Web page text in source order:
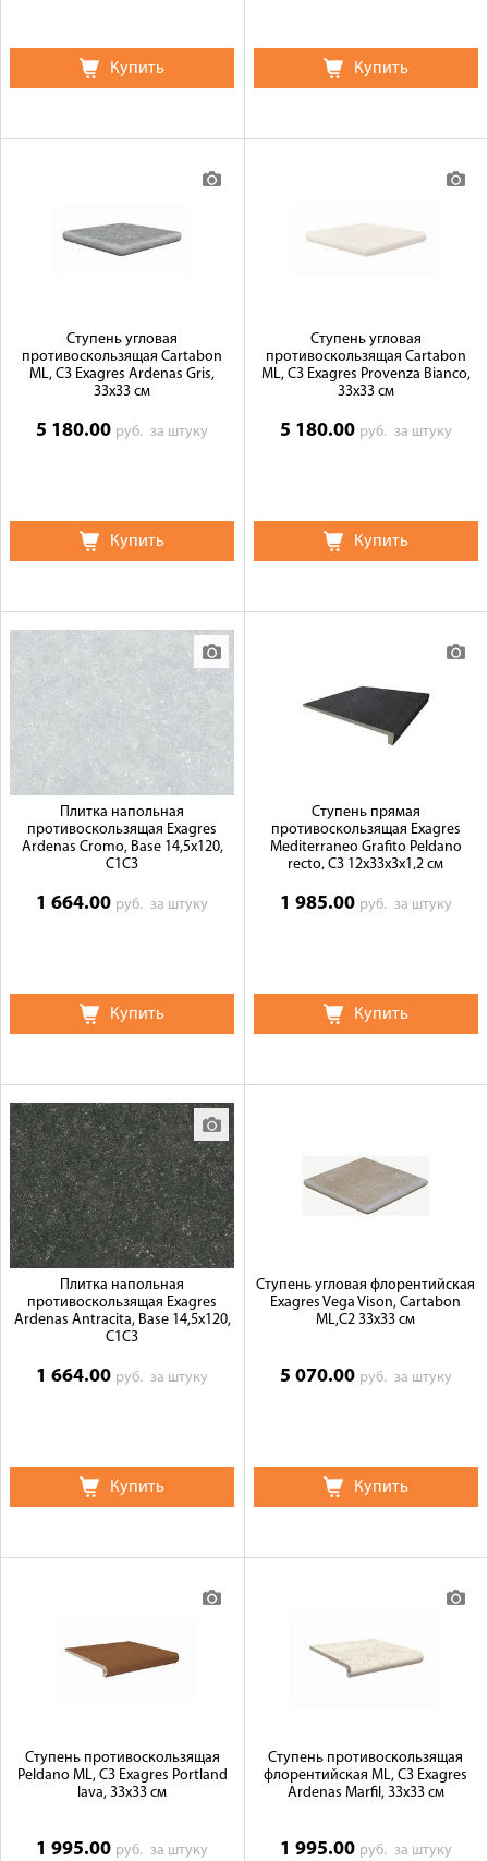
Купить Купить
Ступень угловая
противоскользящая Cartabon
ML, C3 Exagres Ardenas Gris,
33x33 см
5 180.00 руб.за штуку
Купить
Ступень угловая
противоскользящая Cartabon
ML, C3 Exagres Provenza Bianco,
33x33 см
5 180.00 руб. за штуку
Купить
Плитка напольная
противоскользящая Exagres
Ardenas Cromo, Base 14,5x120,
C1C3
1 664.00 руб.за штуку
Купить
Ступень прямая
противоскользящая Exagres
Mediterraneo Grafito Peldano
recto, C3 12x33x3x1,2 см
1 985.00 руб. за штуку
Купить
Плитка напольная
противоскользящая Exagres
Ardenas Antracita, Base 14,5x120,
C1C3
1 664.00 руб.за штуку
Купить
Ступень угловая флорентийская
Exagres Vega Vison, Cartabon
ML,C2 33x33 см
5 070.00 руб. за штуку
Купить
Ступень противоскользящая
Peldano ML, C3 Exagres Portland
lava, 33x33 см
1 995.00 руб.за штуку
Ступень противоскользящая
флорентийская ML, C3 Exagres
Ardenas Marfil, 33x33 см
1 995.00 руб. за штуку